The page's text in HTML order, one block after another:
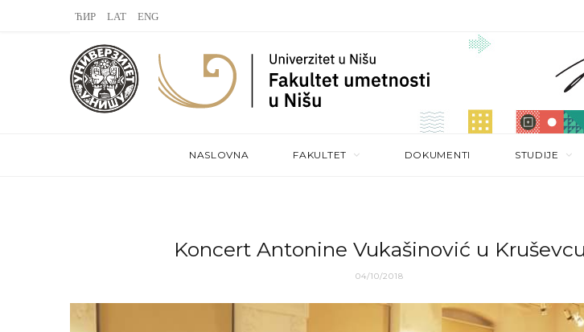
L
a
s
t
V
o
S
e
NASLOVNA FAKULTET DOKUMENTI STUDIJE
Koncert Antonine Vukašinović u Kruševcu
04/10/2018